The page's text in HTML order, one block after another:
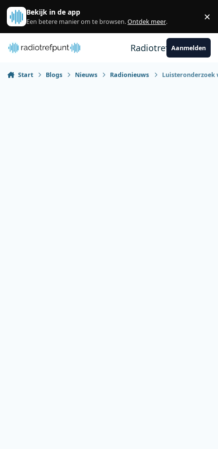
Spring naar bijdragen
Bekijk in de app
Een betere manier om te browsen.Ontdek meer. ×
RadiotrefpuntAanmelden
Start Blogs Nieuws Radionieuws Luisteronderzoek